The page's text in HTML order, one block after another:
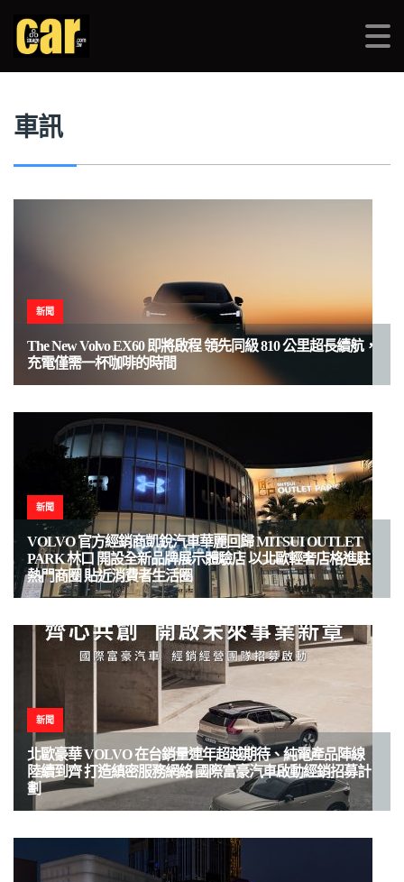
品車CARIMAGE
車訊
新聞
The New Volvo EX60 即將啟程 領先同級 810 公里超長續航，
充電僅需一杯咖啡的時間
新聞
VOLVO 官方經銷商凱銳汽車華麗回歸 MITSUI OUTLET
PARK 林口 開設全新品牌展示體驗店 以北歐輕奢店格進駐
熱門商圈 貼近消費者生活圈
新聞
北歐豪華 VOLVO 在台銷量連年超越期待、純電產品陣線
陸續到齊 打造縝密服務網絡 國際富豪汽車啟動經銷招募計
劃